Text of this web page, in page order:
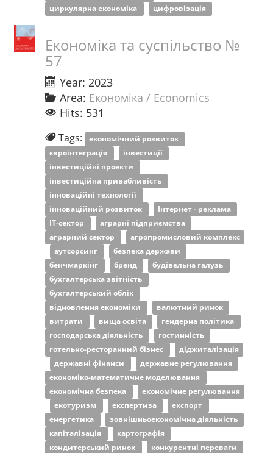
циркулярна економіка
цифровізація
Економіка та суспільство №
57
Year: 2023
Area: Економіка / Economics
Hits: 531
Tags: економічний розвиток
євроінтеграція
інвестиції
інвестиційні проекти
інвестиційна привабливість
інноваційні технології
інноваційний розвиток
Інтернет - реклама
ІТ-сектор
аграрні підприємства
аграрний сектор
агропромисловий комплекс
аутсорсинг
безпека держави
бенчмаркінг
бренд
будівельна галузь
бухгалтерська звітність
бухгалтерський облік
відновлення економіки
валютний ринок
витрати
вища освіта
гендерна політика
господарська діяльність
гостинність
готельно-ресторанний бізнес
діджиталізація
державні фінанси
державне регулювання
економіко-математичне моделювання
економічна безпека
економічне регулювання
екотуризм
експертиза
експорт
енергетика
зовнішньоекономічна діяльність
капіталізація
картографія
кондитерський ринок
конкурентні переваги